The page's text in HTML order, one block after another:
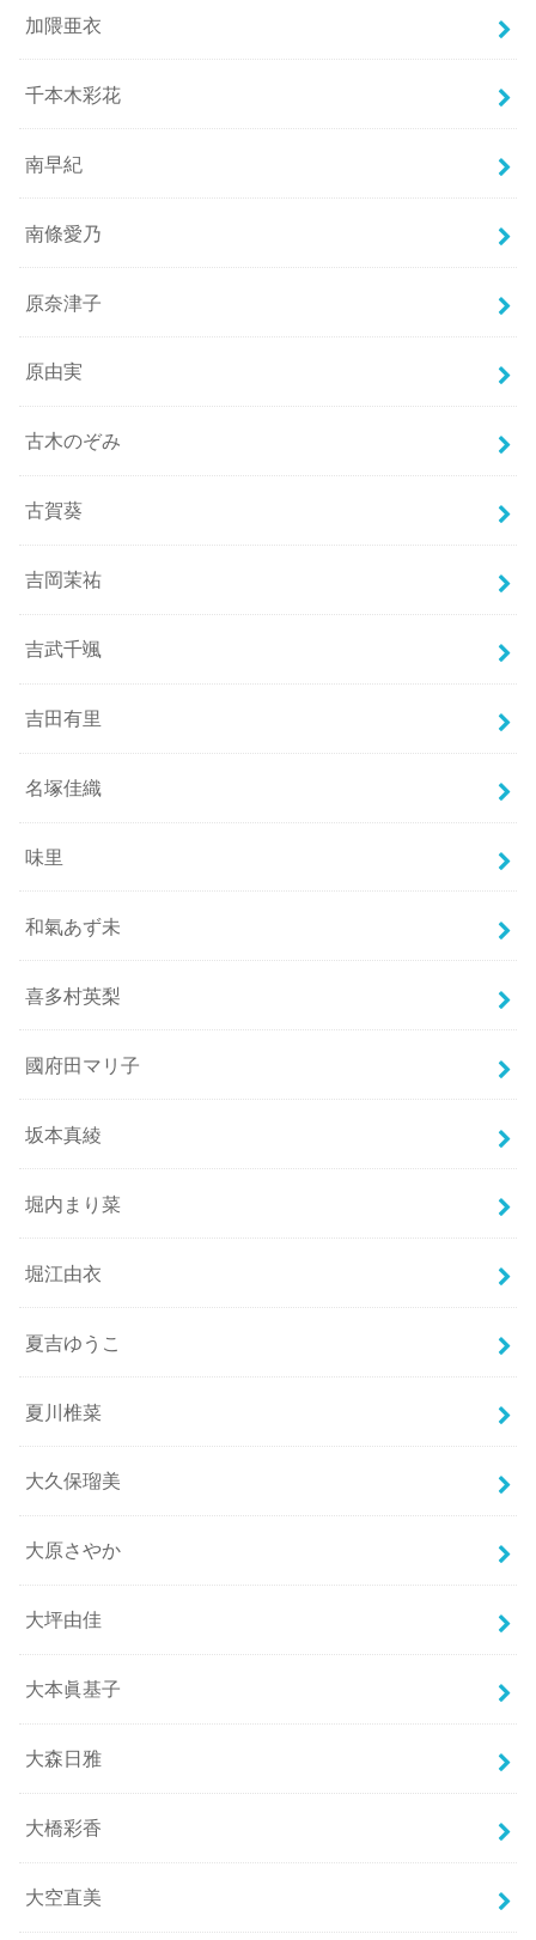
加隈亜衣
千本木彩花
南早紀
南條愛乃
原奈津子
原由実
古木のぞみ
古賀葵
吉岡茉祐
吉武千颯
吉田有里
名塚佳織
味里
和氣あず未
喜多村英梨
國府田マリ子
坂本真綾
堀内まり菜
堀江由衣
夏吉ゆうこ
夏川椎菜
大久保瑠美
大原さやか
大坪由佳
大本眞基子
大森日雅
大橋彩香
大空直美